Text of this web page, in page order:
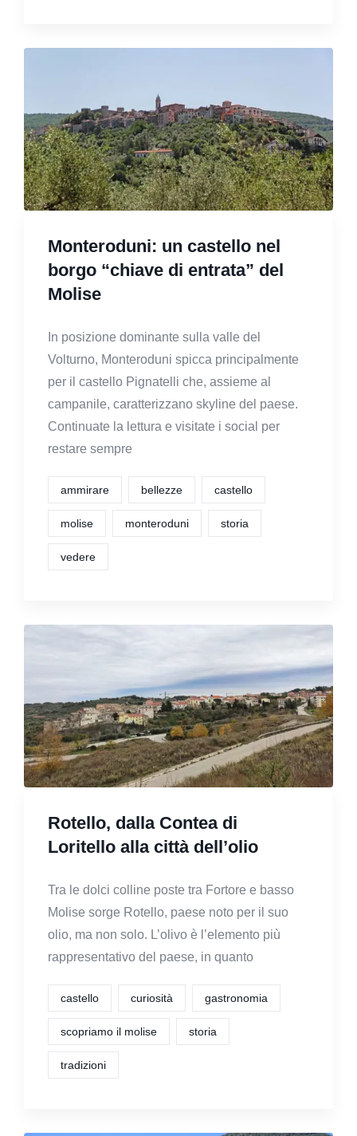
Monteroduni: un castello nel
borgo “chiave di entrata” del
Molise
In posizione dominante sulla valle del
Volturno, Monteroduni spicca principalmente
per il castello Pignatelli che, assieme al
campanile, caratterizzano skyline del paese.
Continuate la lettura e visitate i social per
restare sempre
ammirare bellezze castello
molise monteroduni storia
vedere
Rotello, dalla Contea di
Loritello alla città dell’olio
Tra le dolci colline poste tra Fortore e basso
Molise sorge Rotello, paese noto per il suo
olio, ma non solo. L’olivo è l’elemento più
rappresentativo del paese, in quanto
castello curiosità gastronomia
scopriamo il molise storia
tradizioni